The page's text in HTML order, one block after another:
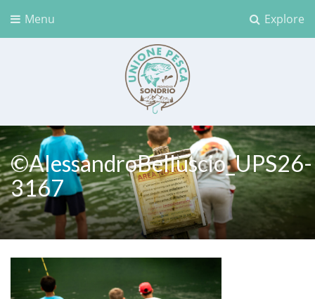
Explore
Menu
Unione Pesca Sondrio
©AlessandroBelluscio_UPS26-
3167